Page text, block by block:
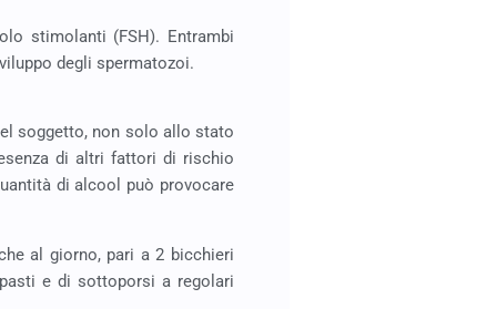
stimolanti (FSH). Entrambi
degli spermatozoi.
soggetto, non solo allo stato
di altri fattori di rischio
di alcool può provocare
al giorno, pari a 2 bicchieri
e di sottoporsi a regolari